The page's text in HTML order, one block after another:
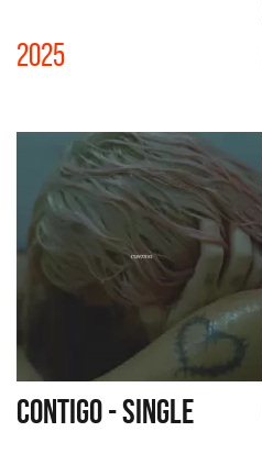
2025
CONTIGO - SINGLE